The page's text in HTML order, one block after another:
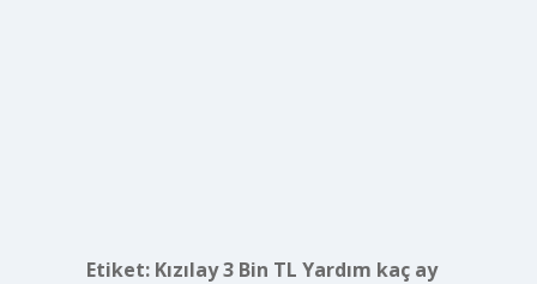
Etiket: Kızılay 3 Bin TL Yardım kaç ay